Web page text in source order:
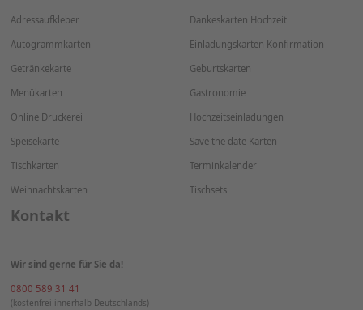
Adressaufkleber
Autogrammkarten
Getränkekarte
Menükarten
Online Druckerei
Speisekarte
Tischkarten
Weihnachtskarten
Dankeskarten Hochzeit
Einladungskarten Konfirmation
Geburtskarten
Gastronomie
Hochzeitseinladungen
Save the date Karten
Terminkalender
Tischsets
Kontakt
Wir sind gerne für Sie da!
0800 589 31 41
(kostenfrei innerhalb Deutschlands)